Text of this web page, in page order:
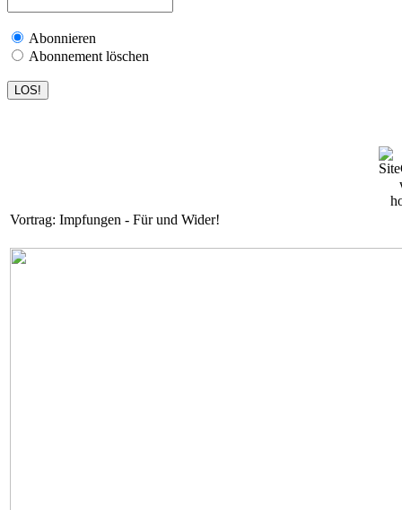
Abonnieren
Abonnement löschen
Vortrag: Impfungen - Für und Wider!